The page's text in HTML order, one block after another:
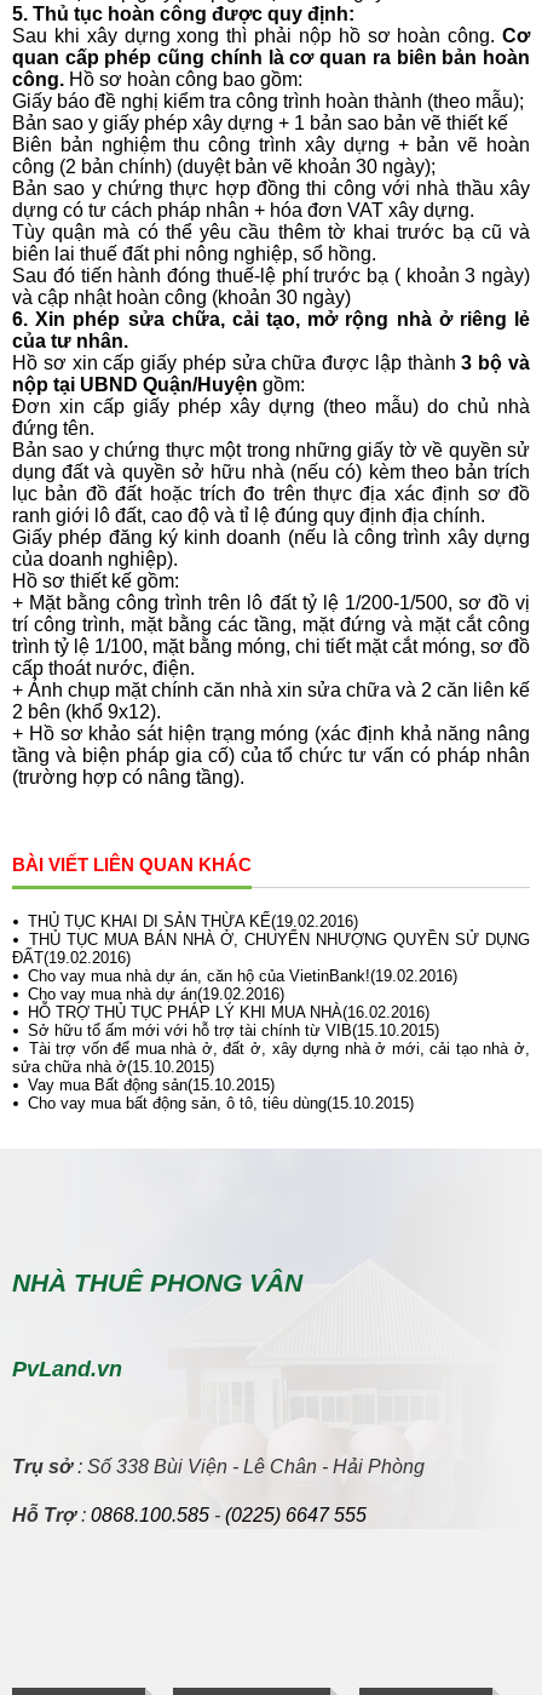
5. Thủ tục hoàn công được quy định:
Sau khi xây dựng xong thì phải nộp hồ sơ hoàn công. Cơ
quan cấp phép cũng chính là cơ quan ra biên bản hoàn
công. Hồ sơ hoàn công bao gồm:
Giấy báo đề nghị kiểm tra công trình hoàn thành (theo mẫu);
Bản sao y giấy phép xây dựng + 1 bản sao bản vẽ thiết kế
Biên bản nghiệm thu công trình xây dựng + bản vẽ hoàn
công (2 bản chính) (duyệt bản vẽ khoản 30 ngày);
Bản sao y chứng thực hợp đồng thi công với nhà thầu xây
dựng có tư cách pháp nhân + hóa đơn VAT xây dựng.
Tùy quận mà có thể yêu cầu thêm tờ khai trước bạ cũ và
biên lai thuế đất phi nông nghiệp, sổ hồng.
Sau đó tiến hành đóng thuế-lệ phí trước bạ ( khoản 3 ngày)
và cập nhật hoàn công (khoản 30 ngày)
6. Xin phép sửa chữa, cải tạo, mở rộng nhà ở riêng lẻ
của tư nhân.
Hồ sơ xin cấp giấy phép sửa chữa được lập thành3 bộ và
nộp tại UBND Quận/Huyện gồm:
Đơn xin cấp giấy phép xây dựng (theo mẫu) do chủ nhà
đứng tên.
Bản sao y chứng thực một trong những giấy tờ về quyền sử
dụng đất và quyền sở hữu nhà (nếu có) kèm theo bản trích
lục bản đồ đất hoặc trích đo trên thực địa xác định sơ đồ
ranh giới lô đất, cao độ và tỉ lệ đúng quy định địa chính.
Giấy phép đăng ký kinh doanh (nếu là công trình xây dựng
của doanh nghiệp).
Hồ sơ thiết kế gồm:
+ Mặt bằng công trình trên lô đất tỷ lệ 1/200-1/500, sơ đồ vị
trí công trình, mặt bằng các tầng, mặt đứng và mặt cắt công
trình tỷ lệ 1/100, mặt bằng móng, chi tiết mặt cắt móng, sơ đồ
cấp thoát nước, điện.
+ Ảnh chụp mặt chính căn nhà xin sửa chữa và 2 căn liên kế
2 bên (khổ 9x12).
+ Hồ sơ khảo sát hiện trạng móng (xác định khả năng nâng
tầng và biện pháp gia cố) của tổ chức tư vấn có pháp nhân
(trường hợp có nâng tầng).
BÀI VIẾT LIÊN QUAN KHÁC
THỦ TỤC KHAI DI SẢN THỪA KẾ(19.02.2016)
THỦ TỤC MUA BÁN NHÀ Ở, CHUYỂN NHƯỢNG QUYỀN SỬ DỤNG
ĐẤT(19.02.2016)
Cho vay mua nhà dự án, căn hộ của VietinBank!(19.02.2016)
Cho vay mua nhà dự án(19.02.2016)
HỖ TRỢ THỦ TỤC PHÁP LÝ KHI MUA NHÀ(16.02.2016)
Sở hữu tổ ấm mới với hỗ trợ tài chính từ VIB(15.10.2015)
Tài trợ vốn để mua nhà ở, đất ở, xây dựng nhà ở mới, cải tạo nhà ở,
sửa chữa nhà ở(15.10.2015)
Vay mua Bất động sản(15.10.2015)
Cho vay mua bất động sản, ô tô, tiêu dùng(15.10.2015)
NHÀ THUÊ PHONG VÂN
PvLand.vn
Trụ sở: Số 338 Bùi Viện - Lê Chân - Hải Phòng
Hỗ Trợ: 0868.100.585 - (0225) 6647 555